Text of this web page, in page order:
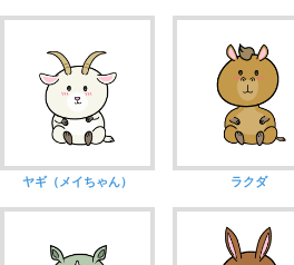
ヤギ（メイちゃん） ラクダ